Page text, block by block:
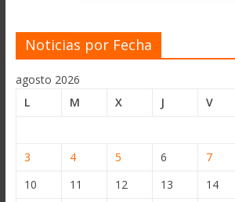
Noticias por Fecha
agosto 2026
L
M X J V
3
4 5 6 7
10
11 12 13 14